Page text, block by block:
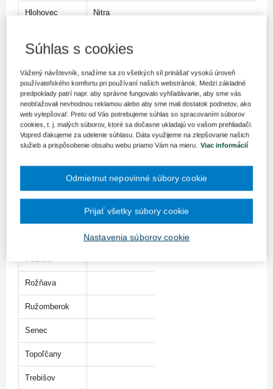
Hlohovec Nitra
Chlmec
Kysucké Nové
Mesto
Topoľčany
Malacky Trebišov
Žiar nad
Púchov
Rožňava
Ružomberok
Senec
Topoľčany
Trebišov
Súhlas s cookies
Vážený návštevník, snažíme sa zo všetkých síl prinášať vysokú úroveň
používateľského komfortu pri používaní našich webstránok. Medzi základné
predpoklady patrí napr. aby správne fungovalo vyhľadávanie, aby sme vás
neobťažovali nevhodnou reklamou alebo aby sme mali dostatok podnetov, ako
web vylepšovať. Preto od Vás potrebujeme súhlas so spracovaním súborov
cookies, t. j. malých súborov, ktoré sa dočasne ukladajú vo vašom prehliadači.
Vopred ďakujeme za udelenie súhlasu. Dáta využijeme na zlepšovanie našich
služieb a prispôsobenie obsahu webu priamo Vám na mieru.
Viac informácií
Nastavenia súborov cookie
Odmietnut nepovinné súbory cookie
Prijať všetky súbory cookie